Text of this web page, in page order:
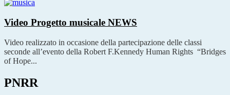
Video Progetto musicale NEWS
Video realizzato in occasione della partecipazione delle classi
seconde all’evento della Robert F.Kennedy Human Rights “Bridges
of Hope...
PNRR